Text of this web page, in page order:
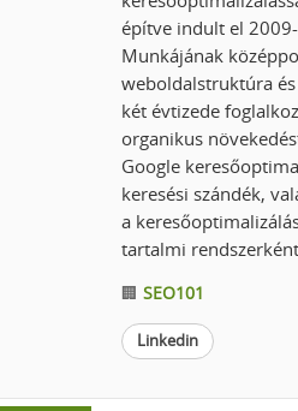
építve indult el
Munkájának
weboldalstruktúra
két évtizede
organikus
Google
keresési szándék,
a
tartalmi
🏢 SEO101
Linkedin